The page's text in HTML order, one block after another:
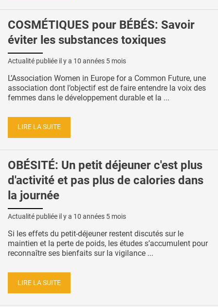
COSMÉTIQUES pour BÉBÉS: Savoir
éviter les substances toxiques
Actualité publiée il y a 10 années 5 mois
L’Association Women in Europe for a Common Future, une
association dont l’objectif est de faire entendre la voix des
femmes dans le développement durable et la ...
LIRE LA SUITE
OBÉSITÉ: Un petit déjeuner c'est plus
d'activité et pas plus de calories dans
la journée
Actualité publiée il y a 10 années 5 mois
Si les effets du petit-déjeuner restent discutés sur le
maintien et la perte de poids, les études s’accumulent pour
reconnaître ses bienfaits sur la vigilance ...
LIRE LA SUITE